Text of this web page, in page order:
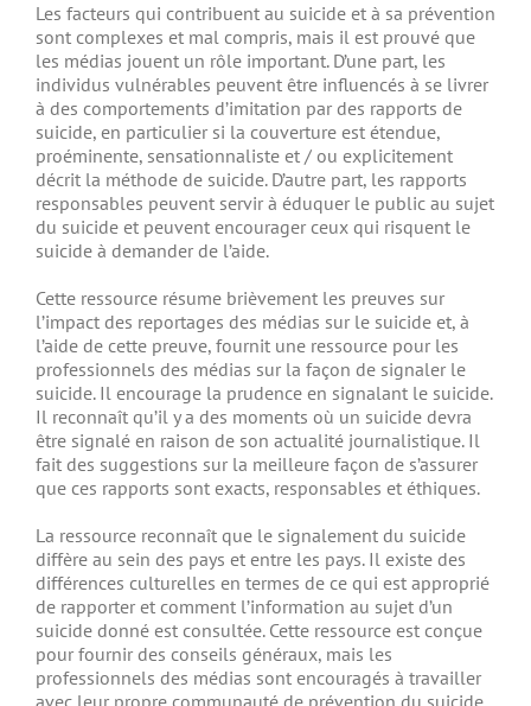
Les facteurs qui contribuent au suicide et à sa prévention
sont complexes et mal compris, mais il est prouvé que
les médias jouent un rôle important. D’une part, les
individus vulnérables peuvent être influencés à se livrer
à des comportements d’imitation par des rapports de
suicide, en particulier si la couverture est étendue,
proéminente, sensationnaliste et / ou explicitement
décrit la méthode de suicide. D’autre part, les rapports
responsables peuvent servir à éduquer le public au sujet
du suicide et peuvent encourager ceux qui risquent le
suicide à demander de l’aide.
Cette ressource résume brièvement les preuves sur
l’impact des reportages des médias sur le suicide et, à
l’aide de cette preuve, fournit une ressource pour les
professionnels des médias sur la façon de signaler le
suicide. Il encourage la prudence en signalant le suicide.
Il reconnaît qu’il y a des moments où un suicide devra
être signalé en raison de son actualité journalistique. Il
fait des suggestions sur la meilleure façon de s’assurer
que ces rapports sont exacts, responsables et éthiques.
La ressource reconnaît que le signalement du suicide
diffère au sein des pays et entre les pays. Il existe des
différences culturelles en termes de ce qui est approprié
de rapporter et comment l’information au sujet d’un
suicide donné est consultée. Cette ressource est conçue
pour fournir des conseils généraux, mais les
professionnels des médias sont encouragés à travailler
avec leur propre communauté de prévention du suicide